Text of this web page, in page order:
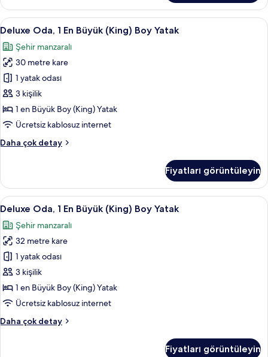
fazla
detay
Deluxe
Oda,
1
En
Büyük
(King)
Boy
Yatak
tüm
Deluxe Oda, 1 En Büyük (King) Boy
10
Deluxe Oda, 1 En Büyük (King) Boy Yatak
Şehir manzaralı
30 metre kare
1 yatak odası
3 kişilik
1 en Büyük Boy (King) Yatak
Ücretsiz kablosuz internet
Daha çok detay
Deluxe
Büyük
(King)
Boy
hakkında
daha
fazla
detay
Fiyatları görüntüleyin
Deluxe
Oda,
1
En
Büyük
(King)
Boy
Yatak
tüm
Deluxe Oda, 1 En Büyük (King) Boy
7
Deluxe Oda, 1 En Büyük (King) Boy Yatak
Şehir manzaralı
32 metre kare
1 yatak odası
3 kişilik
1 en Büyük Boy (King) Yatak
Ücretsiz kablosuz internet
Daha çok detay
Deluxe
Fiyatları görüntüleyin